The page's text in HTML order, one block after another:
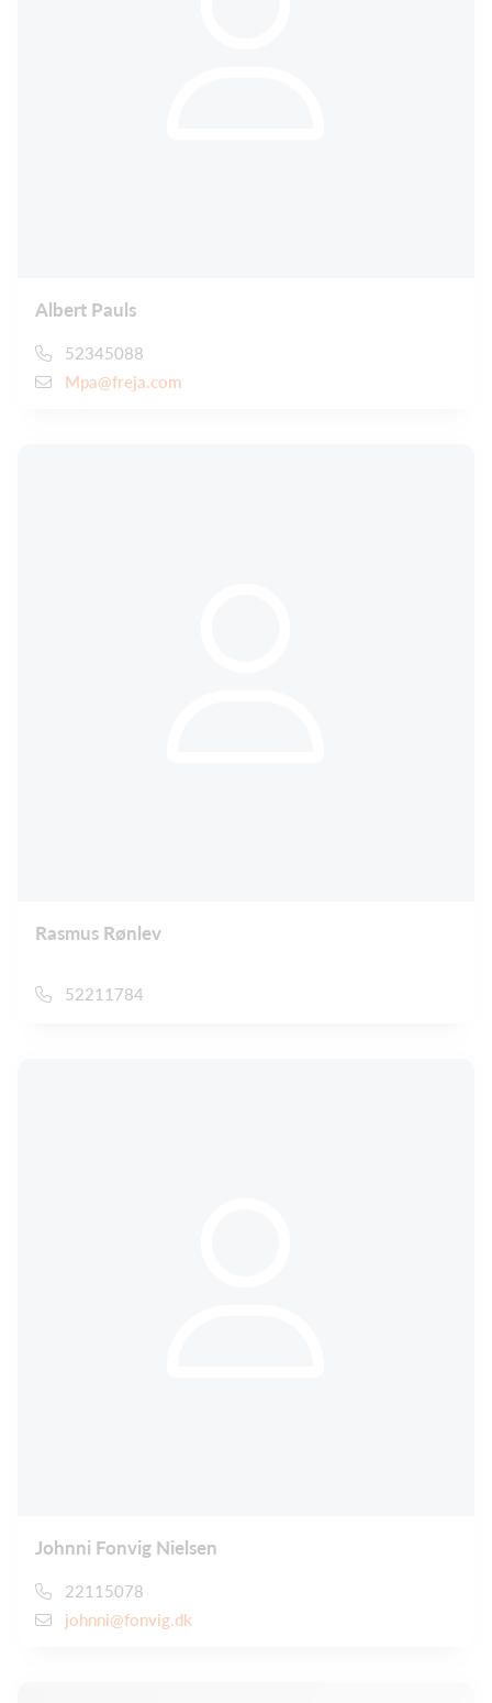
Albert Pauls
52345088
Mpa@freja.com
Rasmus Rønlev
52211784
Johnni Fonvig Nielsen
22115078
johnni@fonvig.dk